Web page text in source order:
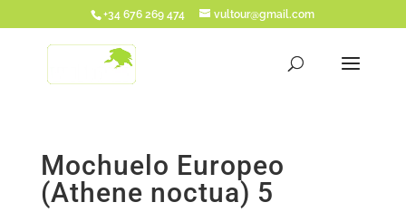
+34 676 269 474 vultour@gmail.com
Mochuelo Europeo
(Athene noctua) 5